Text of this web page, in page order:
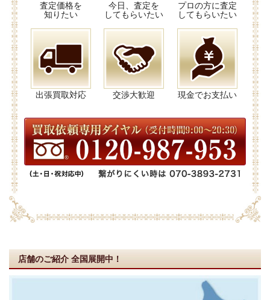
査定価格を
知りたい
今日、査定を
してもらいたい
プロの方に査定
してもらいたい
出張買取対応 交渉大歓迎 現金でお支払い
店舗のご紹介 全国展開中！